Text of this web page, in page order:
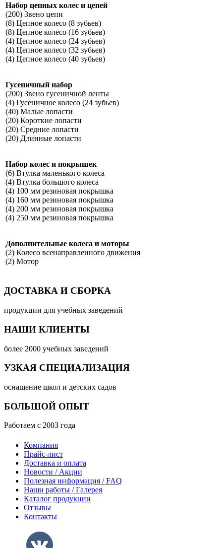
Набор цепных колес и цепей
(200) Звено цепи
(8) Цепное колесо (8 зубьев)
(8) Цепное колесо (16 зубьев)
(4) Цепное колесо (24 зубьев)
(4) Цепное колесо (32 зубьев)
(4) Цепное колесо (40 зубьев)
Гусеничный набор
(200) Звено гусеничной ленты
(4) Гусеничное колесо (24 зубьев)
(40) Малые лопасти
(20) Короткие лопасти
(20) Средние лопасти
(20) Длинные лопасти
Набор колес и покрышек
(6) Втулка маленького колеса
(4) Втулка большого колеса
(4) 100 мм резиновая покрышка
(4) 160 мм резиновая покрышка
(4) 200 мм резиновая покрышка
(4) 250 мм резиновая покрышка
Дополнительные колеса и моторы
(2) Колесо всенаправленного движения
(2) Мотор
ДОСТАВКА И СБОРКА
продукции для учебных заведений
НАШИ КЛИЕНТЫ
более 2000 учебных заведений
УЗКАЯ СПЕЦИАЛИЗАЦИЯ
оснащение школ и детских садов
БОЛЬШОЙ ОПЫТ
Работаем с 2003 года
Компания
Прайс-лист
Доставка и оплата
Новости / Акции
Полезная информация / FAQ
Наши работы / Галерея
Каталог продукции
Отзывы
Контакты